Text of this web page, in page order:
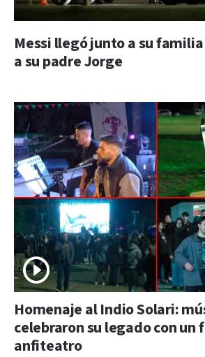
Messi llegó junto a su
a su padre Jorge
Homenaje al Indio Solari:
celebraron su legado con un
anfiteatro